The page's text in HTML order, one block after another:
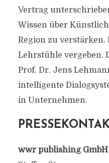
Vertrag
Wissen über
Region zu
Lehrstühle vergeben.
Prof. Dr. Jens
intelligente
in Unternehmen.
wwr publishing GmbH